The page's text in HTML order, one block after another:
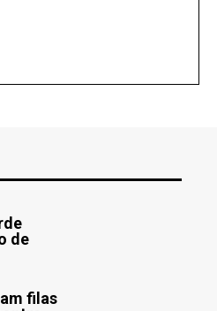
de
filas